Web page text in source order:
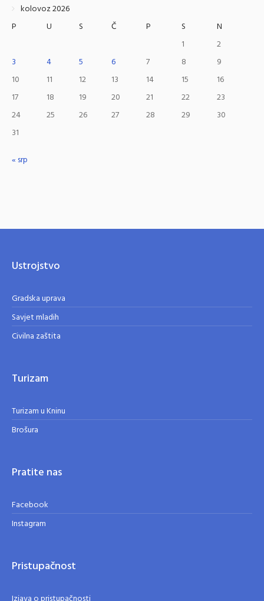
kolovoz 2026
P
U S Č P S
N
1
2
3
4 5 6 7 8
9
10
11 12 13 14 15
16
17
18 19 20 21 22
23
24
25 26 27 28 29
30
31
« srp
Ustrojstvo
Gradska uprava
Savjet mladih
Civilna zaštita
Turizam
Turizam u Kninu
Brošura
Pratite nas
Facebook
Instagram
Pristupačnost